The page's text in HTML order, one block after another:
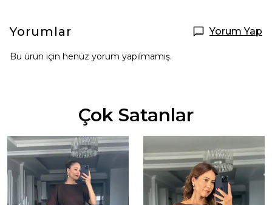
Yorumlar Yorum Yap
Bu ürün için henüz yorum yapılmamış.
Çok Satanlar